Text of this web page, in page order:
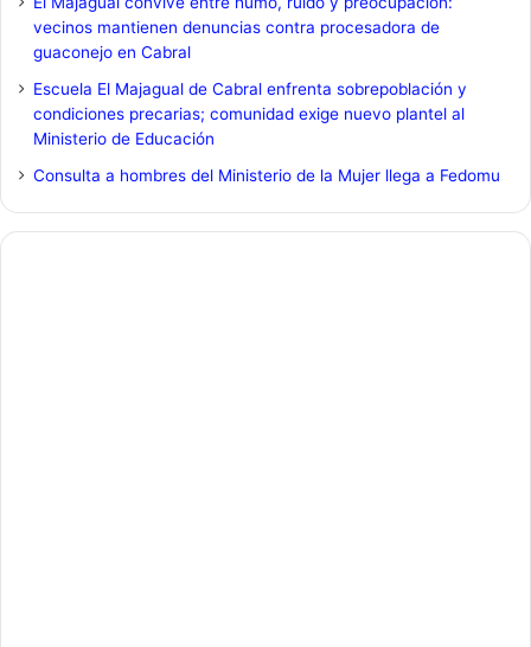
vecinos mantienen denuncias contra procesadora de
guaconejo en Cabral
Escuela El Majagual de Cabral enfrenta sobrepoblación y
condiciones precarias; comunidad exige nuevo plantel al
Ministerio de Educación
Consulta a hombres del Ministerio de la Mujer llega a Fedomu